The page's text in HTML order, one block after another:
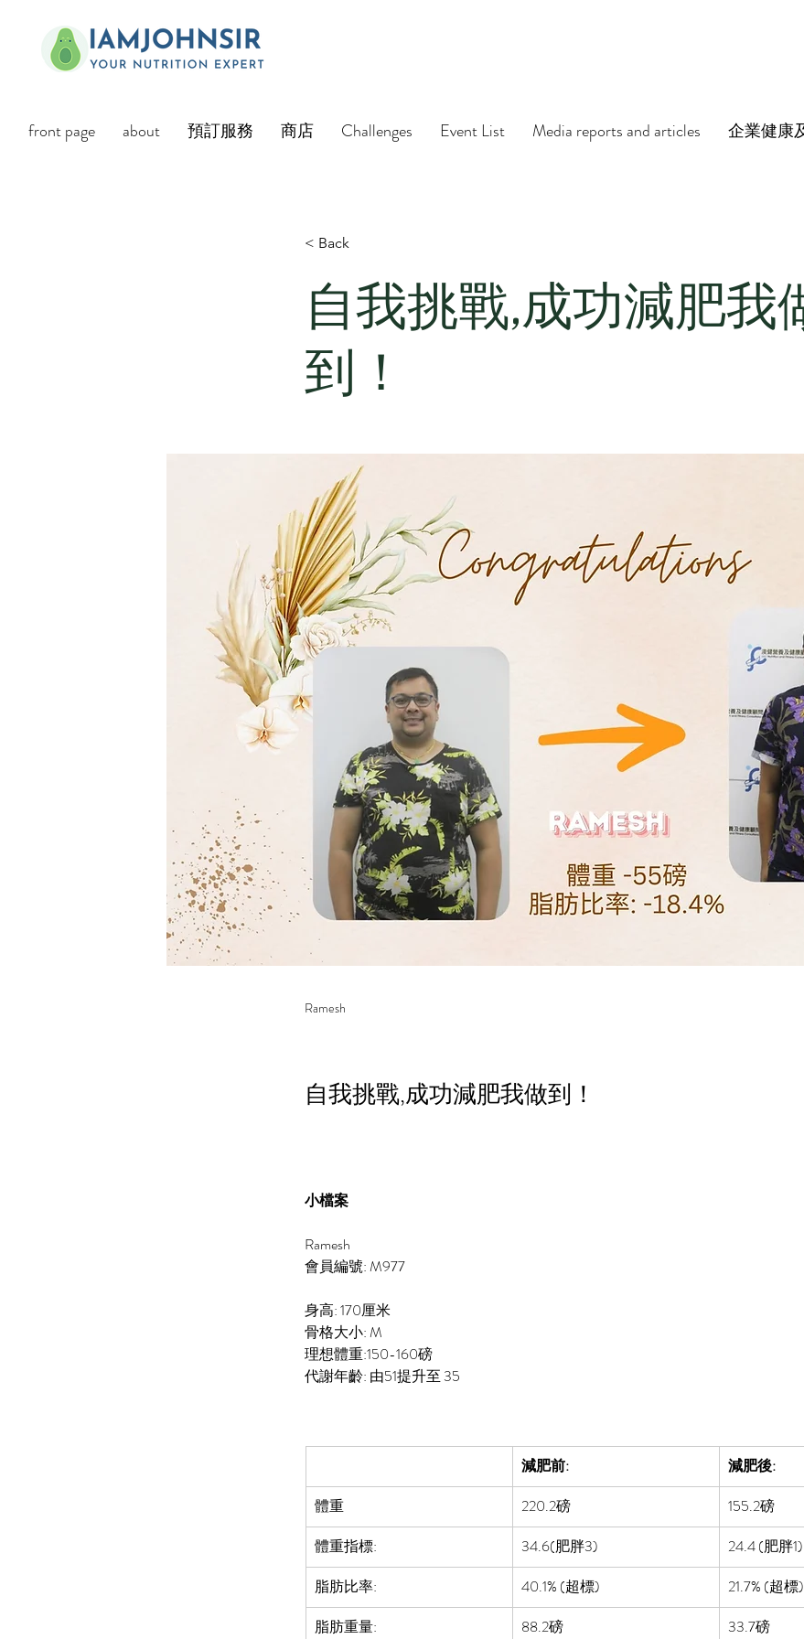
front page about 預訂服務 商店 Challenges Event List Media reports and articles 企業健康
< Back
自我挑戰,成功減肥我
到！
Ramesh
自我挑戰,成功減肥我做到！
小檔案
Ramesh
會員編號: M977
身高: 170厘米
骨格大小:M
理想體重:150-160磅
代謝年齡: 由51提升至 35
減肥前:
減肥後:
體重
220.2磅
155.2磅
體重指標:
34.6(肥胖3)
24.4 (肥胖1)
脂肪比率:
40.1% (超標) 21.7% (超標)
脂肪重量:
88.2磅 33.7磅